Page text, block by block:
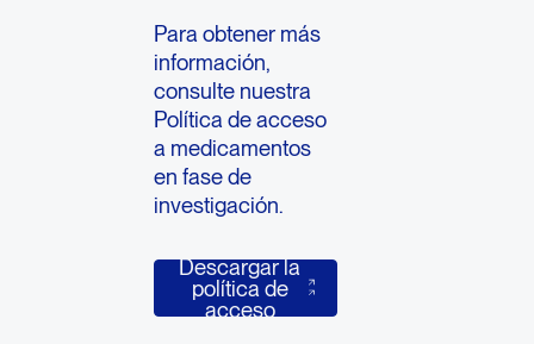
Para obtener más
información,
consulte nuestra
Política de acceso
a medicamentos
en fase de
investigación.
Descargar la
política de
acceso
Descargar la política de acceso